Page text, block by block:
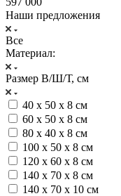
Наши предложения
Все
Материал:
Размер В/Ш/Т, см
40 х 50 х 8 см
60 х 50 х 8 см
80 x 40 x 8 см
100 x 50 x 8 см
120 x 60 x 8 см
140 x 70 x 8 см
140 x 70 x 10 см